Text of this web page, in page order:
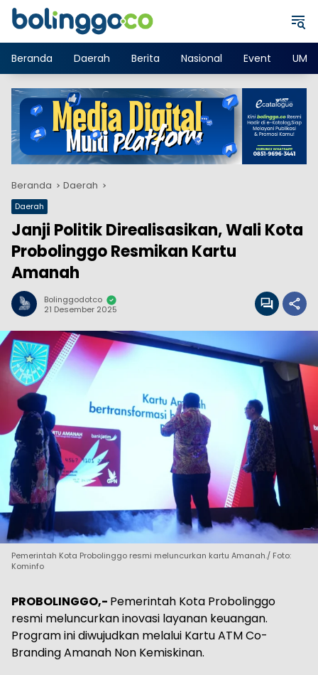
Langsung
Beranda
Daerah Berita Nasional Event
Beranda Daerah
Daerah
Janji Politik Direalisasikan, Wali Kota
Probolinggo Resmikan Kartu
Amanah
Bolinggodotco
21 Desember 2025
Pemerintah Kota Probolinggo resmi meluncurkan kartu Amanah./ Foto:
Kominfo
PROBOLINGGO,- Pemerintah Kota Probolinggo
resmi meluncurkan inovasi layanan keuangan.
Program ini diwujudkan melalui Kartu ATM Co-
Branding Amanah Non Kemiskinan.